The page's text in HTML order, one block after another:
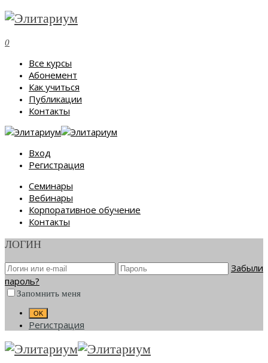
0
Все курсы
Абонемент
Как учиться
Публикации
Контакты
Вход
Регистрация
Семинары
Вебинары
Корпоративное обучение
Контакты
ЛОГИН
Забыли
пароль?
Запомнить меня
Регистрация